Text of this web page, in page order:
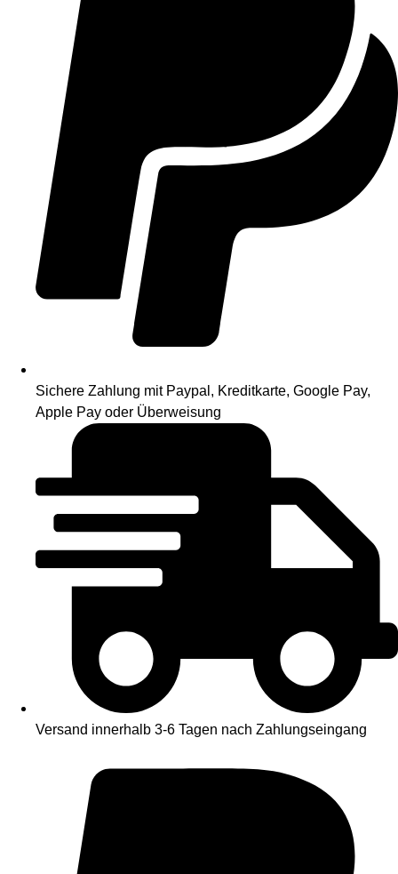
Sichere Zahlung mit Paypal, Kreditkarte, Google Pay,
Apple Pay oder Überweisung
Versand innerhalb 3-6 Tagen nach Zahlungseingang